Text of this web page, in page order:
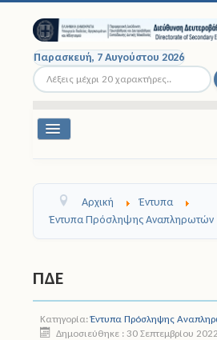
Παρασκευή, 7 Αυγούστου 2026
Αναζήτηση...
Εναλλαγή
Σχολικές Μονάδες
Μαθητές
Σχολικές Εκδρομές
Αρχική
Έντυπα
Έντυπα Πρόσληψης Αναπληρωτών
ΠΔΕ
Κατηγορία:Έντυπα Πρόσληψης
Δημοσιεύθηκε : 30 Σεπτεμβρίου 2022